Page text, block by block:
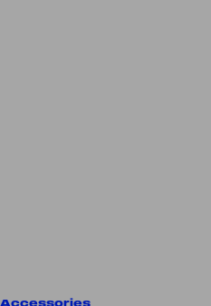
Accessories